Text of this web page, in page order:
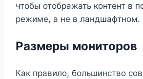
чтобы отображать контент в
режиме, а не в ландшафтном.
Размеры мониторов
Как правило, большинство